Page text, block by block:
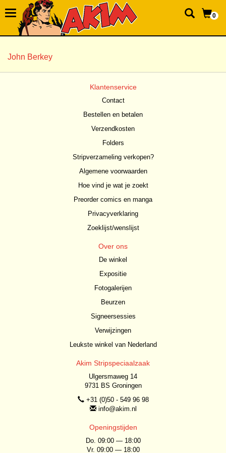
0
John Berkey
Klantenservice
Contact
Bestellen en betalen
Verzendkosten
Folders
Stripverzameling verkopen?
Algemene voorwaarden
Hoe vind je wat je zoekt
Preorder comics en manga
Privacyverklaring
Zoeklijst/wenslijst
Over ons
De winkel
Expositie
Fotogalerijen
Beurzen
Signeersessies
Verwijzingen
Leukste winkel van Nederland
Akim Stripspeciaalzaak
Ulgersmaweg 14
9731 BS Groningen
+31 (0)50 - 549 96 98
info@akim.nl
Openingstijden
Do. 09:00 — 18:00
Vr. 09:00 — 18:00